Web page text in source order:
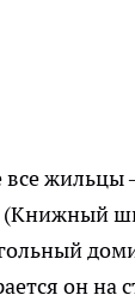
все жильцы
(Книжный
он на